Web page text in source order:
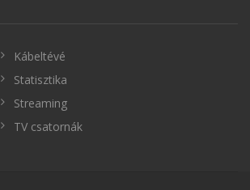
Kábeltévé
Statisztika
Streaming
TV csatornák